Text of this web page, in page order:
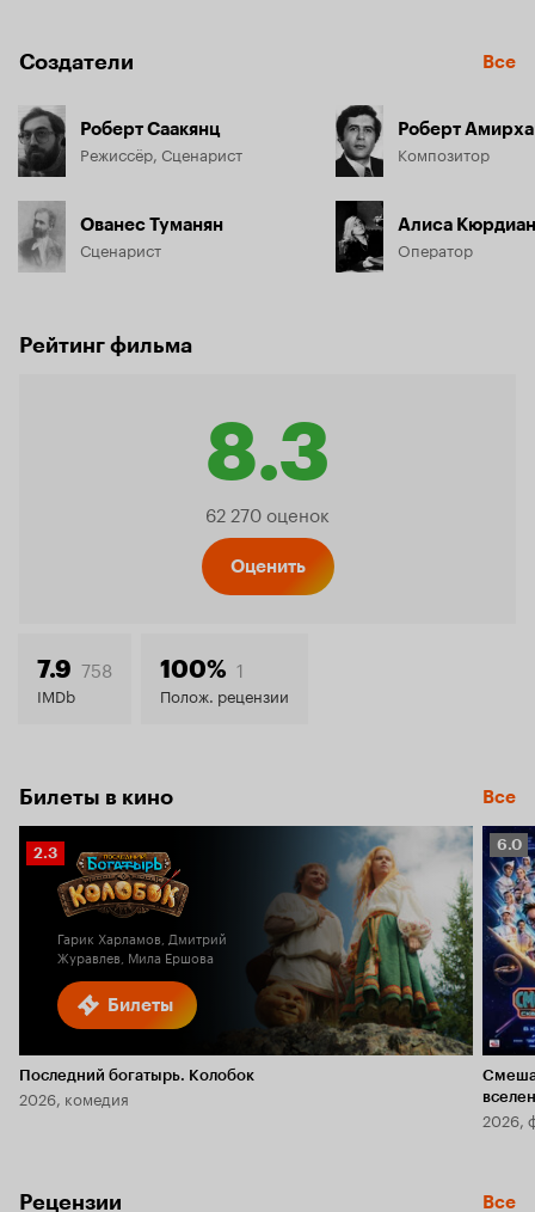
Создатели Все
Роберт Саакянц
Режиссёр, Сценарист
Ованес Туманян
Сценарист
Роберт
Композитор
Алиса Кюрдиан
Оператор
Рейтинг фильма
8.3
Рейтинг
8.3
62 270 оценок
Оценить
7.9 758
IMDb
100% 1
Полож. рецензии
Билеты в кино Все
Билеты
Рейтинг
Кинопоиска
2.3
Гарик Харламов, Дмитрий
Журавлев, Мила Ершова
Последний богатырь. Колобок
2026, комедия
6.0
6.0
2026,
Рецензии Все